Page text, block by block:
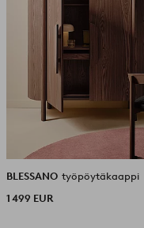
BLESSANO työpöytäkaappi
1 499 EUR